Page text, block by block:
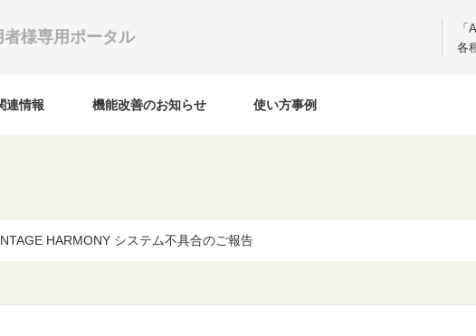
者様専用ポータル
各
連情報 機能改善のお知らせ 使い方事例
HARMONY システム不具合のご報告